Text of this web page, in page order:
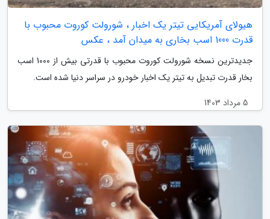
هیولای آمریکایی تیتر یک اخبار ، شورولت کوروت محبوب با
قدرت 1000 اسب بخاری به میدان آمد ، عکس
جدیدترین نسخه شورولت کوروت محبوب با قدرتی بیش از 1000 اسب
بخار قدرت تبدیل به تیتر یک اخبار خودرو در سراسر دنیا شده است.
5 مرداد 1403